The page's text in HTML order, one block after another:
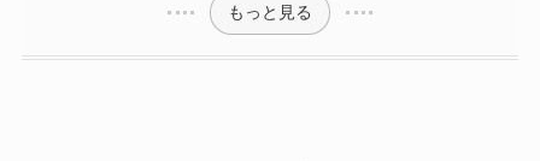
もっと見る